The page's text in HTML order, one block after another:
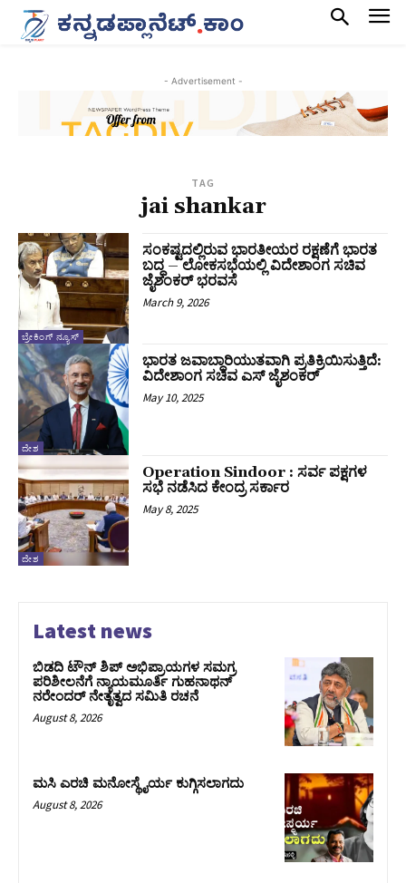
- Advertisement -
TAG
jai shankar
ಬ್ರೇಕಿಂಗ್ ನ್ಯೂಸ್
ಸಂಕಷ್ಟದಲ್ಲಿರುವ ಭಾರತೀಯರ ರಕ್ಷಣೆಗೆ ಭಾರತ
ಬದ್ಧ – ಲೋಕಸಭೆಯಲ್ಲಿ ವಿದೇಶಾಂಗ ಸಚಿವ
ಜೈಶಂಕರ್ ಭರವಸೆ
March 9, 2026
ದೇಶ
ಭಾರತ ಜವಾಬ್ದಾರಿಯುತವಾಗಿ ಪ್ರತಿಕ್ರಿಯಿಸುತ್ತಿದೆ:
ವಿದೇಶಾಂಗ ಸಚಿವ ಎಸ್ ಜೈಶಂಕರ್
May 10, 2025
ದೇಶ
Operation Sindoor : ಸರ್ವ ಪಕ್ಷಗಳ
ಸಭೆ ನಡೆಸಿದ ಕೇಂದ್ರ ಸರ್ಕಾರ
May 8, 2025
Latest news
ಬಿಡದಿ ಟೌನ್ ಶಿಪ್ ಅಭಿಪ್ರಾಯಗಳ ಸಮಗ್ರ
ಪರಿಶೀಲನೆಗೆ ನ್ಯಾಯಮೂರ್ತಿ ಗುಹನಾಥನ್
ನರೇಂದರ್ ನೇತೃತ್ವದ ಸಮಿತಿ ರಚನೆ
August 8, 2026
ಮಸಿ ಎರಚಿ ಮನೋಸ್ಥೈರ್ಯ ಕುಗ್ಗಿಸಲಾಗದು
August 8, 2026